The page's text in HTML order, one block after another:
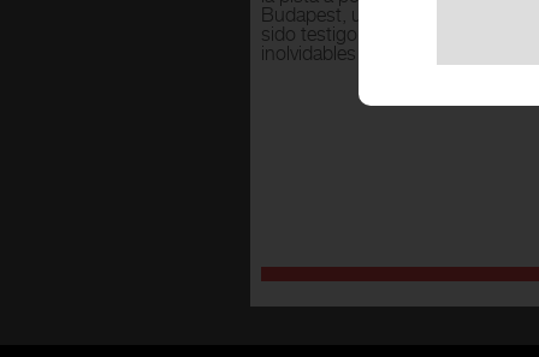
Budapest, un recorrido único que
sido testigo de innumerables e
inolvidables victorias.